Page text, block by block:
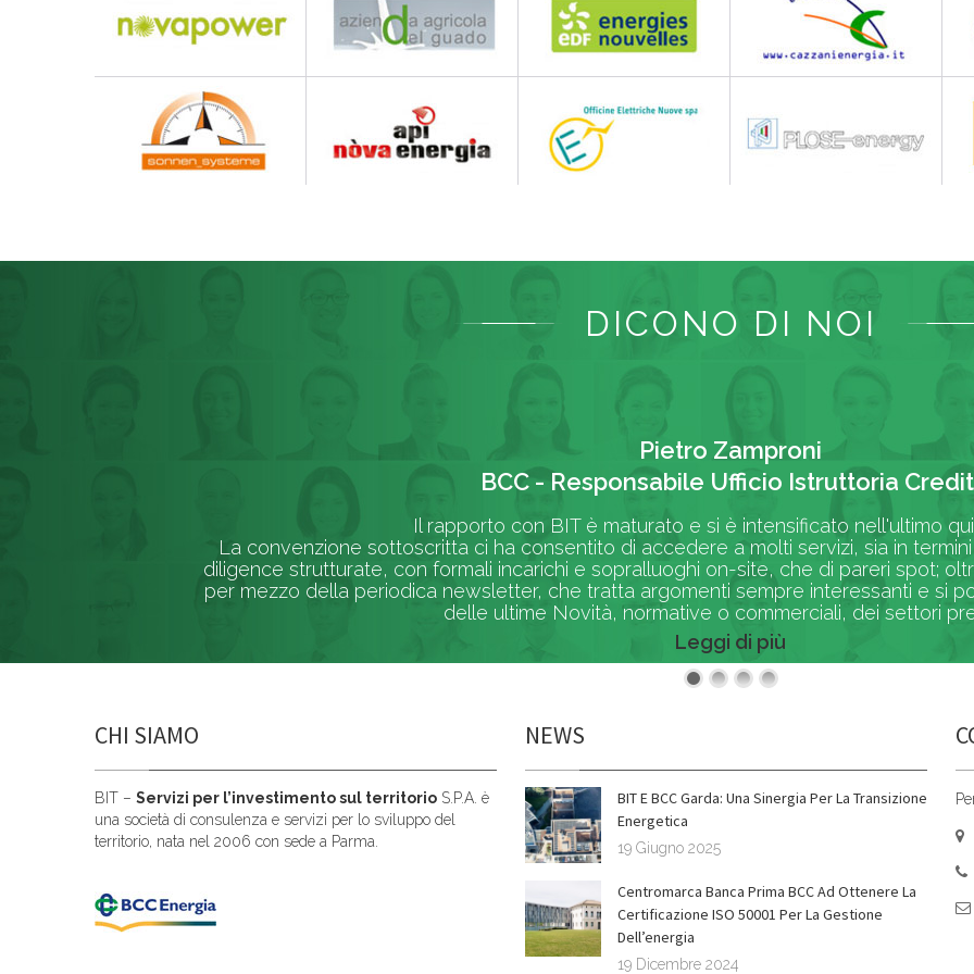
DICONO DI NOI
Il rapporto con BIT è maturato e si è intensificato nell'ultimo
La convenzione sottoscritta ci ha consentito di accedere a molti servizi, sia in
diligence strutturate, con formali incarichi e sopralluoghi on-site, che di pareri spot;
per mezzo della periodica newsletter, che tratta argomenti sempre interessanti e si
delle ultime Novità, normative o commerciali, dei settori
Pietro Zamproni
BCC - Responsabile Ufficio Istruttoria
Leggi di più
CHI SIAMO
BIT – Servizi per l’investimento sul territorio S.P.A. è
una società di consulenza e servizi per lo sviluppo del
territorio, nata nel 2006 con sede a Parma.
NEWS
BIT E BCC Garda: Una Sinergia Per La Transizione
Energetica
19 Giugno 2025
Centromarca Banca Prima BCC Ad Ottenere La
Certificazione ISO 50001 Per La Gestione
Dell’energia
19 Dicembre 2024